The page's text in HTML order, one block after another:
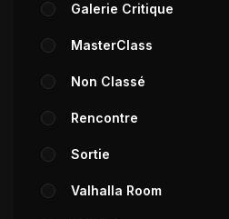
Galerie Critique
MasterClass
Non Classé
Rencontre
Sortie
Valhalla Room